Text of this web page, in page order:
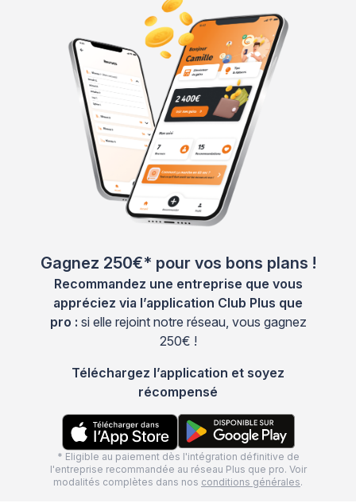
Gagnez 250€* pour vos bons plans !
Recommandez une entreprise que vous
appréciez via l’application Club Plus que
pro : si elle rejoint notre réseau, vous gagnez
250€ !
Téléchargez l’application et soyez
récompensé
* Eligible au paiement dès l'intégration définitive de
l'entreprise recommandée au réseau Plus que pro. Voir
modalités complètes dans nos conditions générales.